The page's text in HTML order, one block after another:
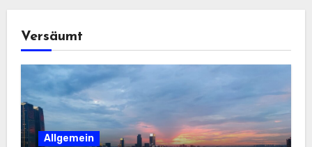
Versäumt
Allgemein